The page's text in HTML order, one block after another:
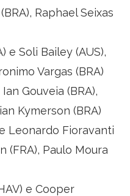
Raphael Seixas
e Soli Bailey (AUS),
Vargas (BRA)
Gouveia (BRA),
Kymerson (BRA)
Leonardo Fioravanti
(FRA), Paulo Moura
e Cooper